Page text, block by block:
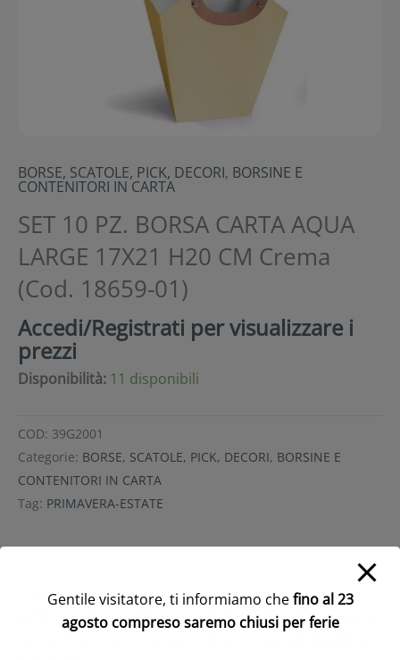
BORSE, SCATOLE, PICK, DECORI, BORSINE E
CONTENITORI IN CARTA
SET 10 PZ. BORSA CARTA AQUA
LARGE 17X21 H20 CM Crema
(Cod. 18659-01)
Accedi/Registrati per visualizzare i
prezzi
Disponibilità: 11 disponibili
COD: 39G2001
Categorie: BORSE, SCATOLE, PICK, DECORI, BORSINE E
CONTENITORI IN CARTA
Tag: PRIMAVERA-ESTATE
Prodotti correlati
Gentile visitatore, ti informiamo chefino al 23
agosto compreso saremo chiusi per ferie